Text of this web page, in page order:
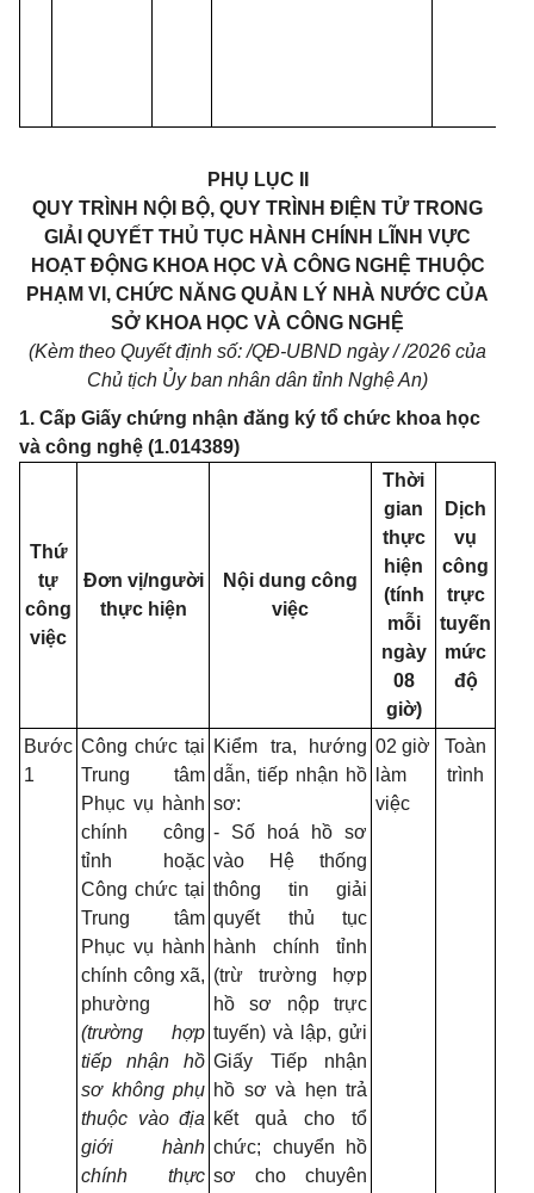
PHỤ LỤC II
QUY TRÌNH NỘI BỘ, QUY TRÌNH ĐIỆN TỬ TRONG
GIẢI QUYẾT THỦ TỤC HÀNH CHÍNH LĨNH VỰC
HOẠT ĐỘNG KHOA HỌC VÀ CÔNG NGHỆ THUỘC
PHẠM VI, CHỨC NĂNG QUẢN LÝ NHÀ NƯỚC CỦA
SỞ KHOA HỌC VÀ CÔNG NGHỆ
(Kèm theo Quyết định số: /QĐ-UBND ngày / /2026 của
Chủ tịch Ủy ban nhân dân tỉnh Nghệ An)
1. Cấp Giấy chứng nhận đăng ký tổ chức khoa học
và công nghệ (1.014389)
Thứ
tự
công
việc
Đơn vị/người
thực hiện
Nội dung công
việc
Thời
gian
thực
hiện
(tính
mỗi
ngày
08
giờ)
Dịch
vụ
công
trực
tuyến
mức
độ
Bước
1
Công chức tại
Trung tâm
Phục vụ hành
chính công
tỉnh hoặc
Công chức tại
Trung tâm
Phục vụ hành
chính công xã,
phường
(trường hợp
tiếp nhận hồ
sơ không phụ
thuộc vào địa
giới hành
chính thực
Kiểm tra, hướng
dẫn, tiếp nhận hồ
sơ:
- Số hoá hồ sơ
vào Hệ thống
thông tin giải
quyết thủ tục
hành chính tỉnh
(trừ trường hợp
hồ sơ nộp trực
tuyến) và lập, gửi
Giấy Tiếp nhận
hồ sơ và hẹn trả
kết quả cho tổ
chức; chuyển hồ
sơ cho chuyên
02 giờ
làm
việc
Toàn
trình